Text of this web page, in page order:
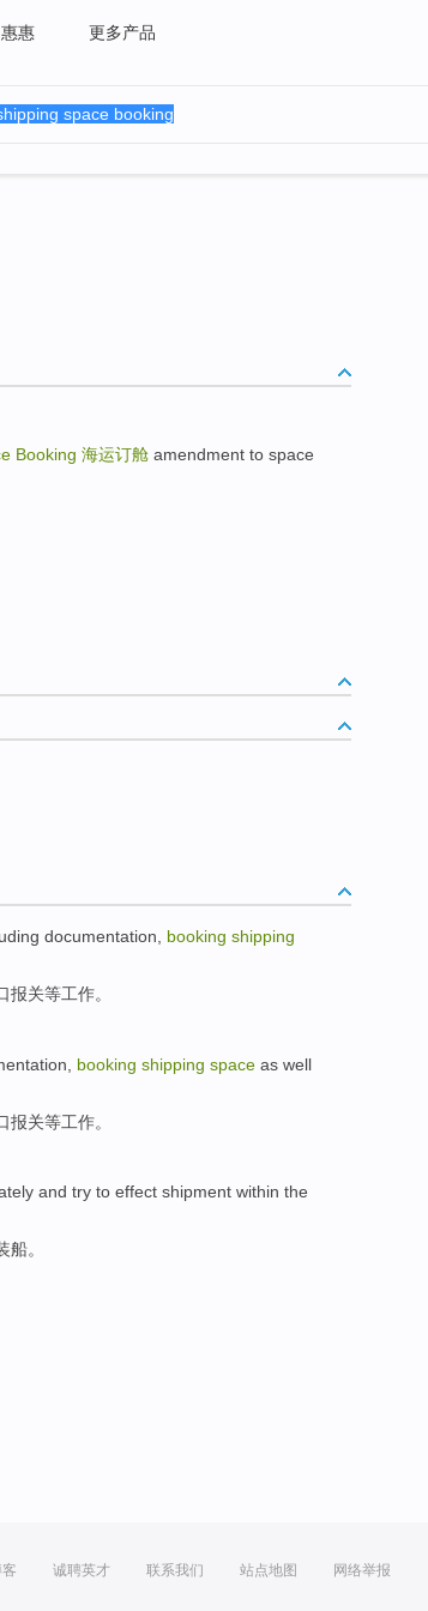
惠惠 更多产品
Booking 海运订舱 amendment to space
documentation booking shipping
报关等工作。
booking shipping space as well
报关等工作。
and try to effect shipment within the
船。
诚聘英才 联系我们 站点地图 网络举报